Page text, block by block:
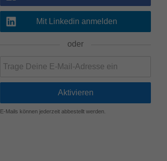
Mit Linkedin anmelden
oder
E-Mails können jederzeit abbestellt werden.